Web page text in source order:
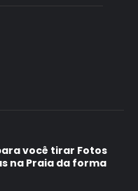
você tirar Fotos
na Praia da forma